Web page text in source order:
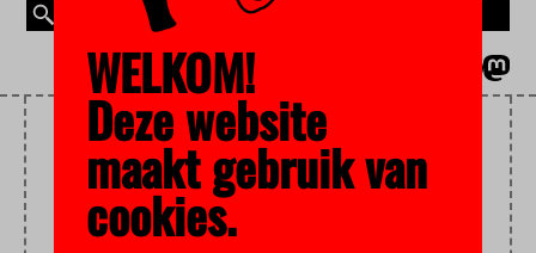
DESMOND TUTU
WELKOM!
Deze website
maakt gebruik van
cookies.